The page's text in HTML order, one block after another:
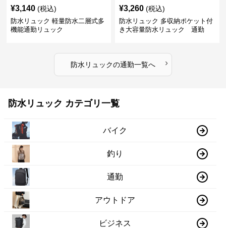
¥3,140 (税込)
防水リュック 軽量防水二層式多
機能通勤リュック
¥3,260 (税込)
防水リュック 多収納ポケット付
き大容量防水リュック 通勤
防水リュックの通勤一覧へ ›
防水リュック カテゴリ一覧
バイク
釣り
通勤
アウトドア
ビジネス